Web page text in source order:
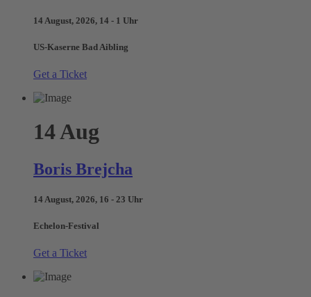
14 August, 2026, 14 - 1 Uhr
US-Kaserne Bad Aibling
Get a Ticket
14Aug
Boris Brejcha
14 August, 2026, 16 - 23 Uhr
Echelon-Festival
Get a Ticket